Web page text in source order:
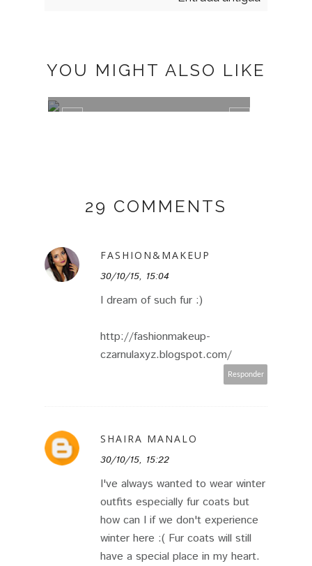
YOU MIGHT ALSO LIKE
29 COMMENTS
FASHION&MAKEUP
30/10/15, 15:04
I dream of such fur :)
http://fashionmakeup-
czarnulaxyz.blogspot.com/
Responder
SHAIRA MANALO
30/10/15, 15:22
I've always wanted to wear winter
outfits especially fur coats but
how can I if we don't experience
winter here :( Fur coats will still
have a special place in my heart.